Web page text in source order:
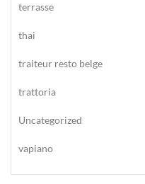
terrasse
thai
traiteur resto belge
trattoria
Uncategorized
vapiano